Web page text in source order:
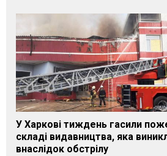
У Харкові тиждень гасили
складі видавництва, яка
внаслідок обстрілу